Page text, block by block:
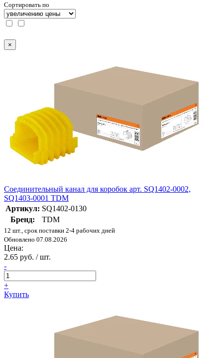
Сортировать по
×
Соединительный канал для коробок арт. SQ1402-0002,
SQ1403-0001 TDM
Артикул: SQ1402-0130
Бренд:
TDM
12 шт., срок поставки 2-4 рабочих дней
Обновлено 07.08.2026
Цена:
2.65 руб. / шт.
-
+
Купить